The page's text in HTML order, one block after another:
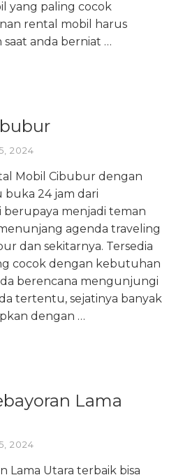
yang paling cocok
rental mobil harus
anda berniat …
2024
Mobil Cibubur dengan
buka 24 jam dari
berupaya menjadi teman
agenda traveling
dan sekitarnya. Tersedia
cocok dengan kebutuhan
berencana mengunjungi
tertentu, sejatinya banyak
dengan …
Lama
2024
Lama Utara terbaik bisa